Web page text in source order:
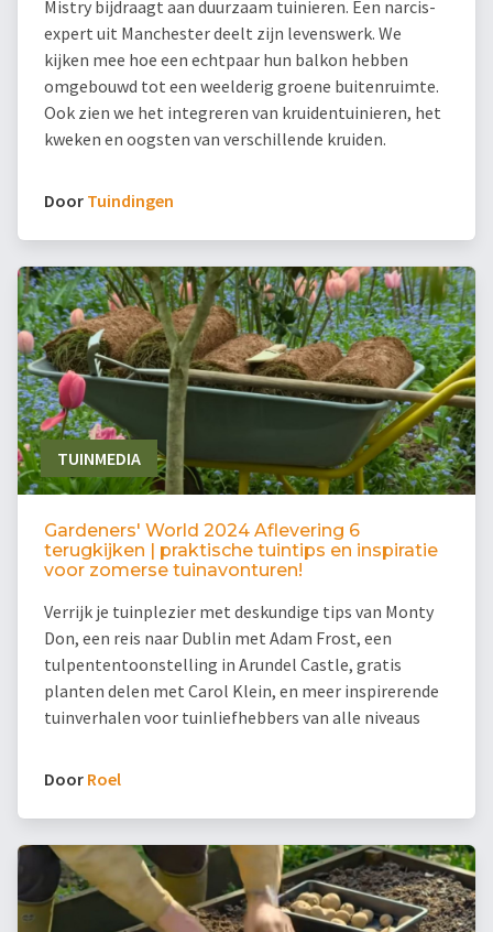
Mistry bijdraagt aan duurzaam tuinieren. Een narcis-
expert uit Manchester deelt zijn levenswerk. We
kijken mee hoe een echtpaar hun balkon hebben
omgebouwd tot een weelderig groene buitenruimte.
Ook zien we het integreren van kruidentuinieren, het
kweken en oogsten van verschillende kruiden.
Door Tuindingen
TUINMEDIA
Gardeners' World 2024 Aflevering 6
terugkijken | praktische tuintips en inspiratie
voor zomerse tuinavonturen!
Verrijk je tuinplezier met deskundige tips van Monty
Don, een reis naar Dublin met Adam Frost, een
tulpententoonstelling in Arundel Castle, gratis
planten delen met Carol Klein, en meer inspirerende
tuinverhalen voor tuinliefhebbers van alle niveaus
Door Roel